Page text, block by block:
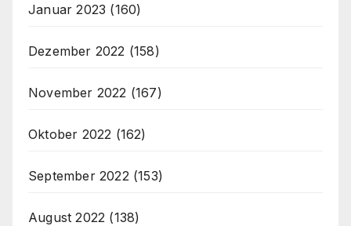
Januar 2023 (160)
Dezember 2022 (158)
November 2022 (167)
Oktober 2022 (162)
September 2022 (153)
August 2022 (138)